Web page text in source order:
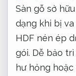
Sàn gỗ sở
dạng khi bị
HDF nén ép
gói. Dễ bảo trì
hư hỏng